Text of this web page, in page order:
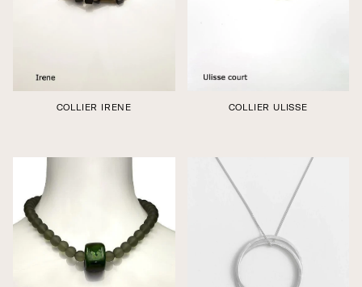
Édition boutique
COLLIER IRENE
Édition boutique
COLLIER ULISSE